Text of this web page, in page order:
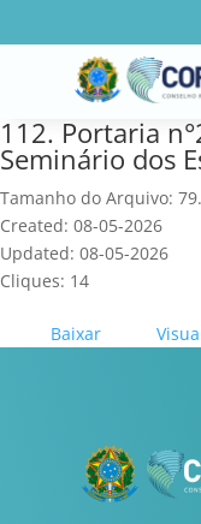
112. Portaria
Seminário dos
Tamanho do Arquivo:
Created: 08-05-2026
Updated: 08-05-2026
Cliques: 14
Baixar